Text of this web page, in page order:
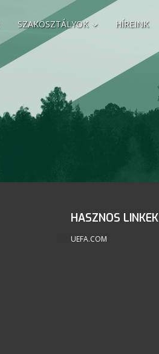
SZAKOSZTÁLYOK HÍREINK
HASZNOS LINKEK
UEFA.COM